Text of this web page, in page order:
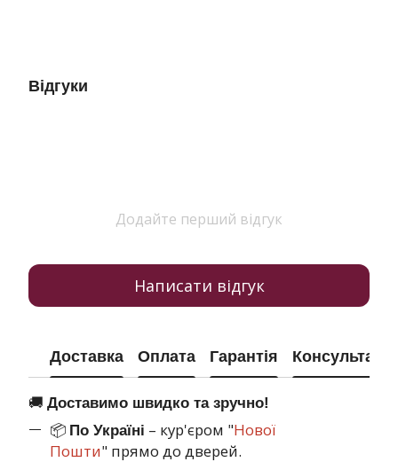
Відгуки
Додайте перший відгук
Написати відгук
Доставка Оплата Гарантія Консультація
🚚 Доставимо швидко та зручно!
📦 По Україні – кур'єром "Нової
Пошти" прямо до дверей.